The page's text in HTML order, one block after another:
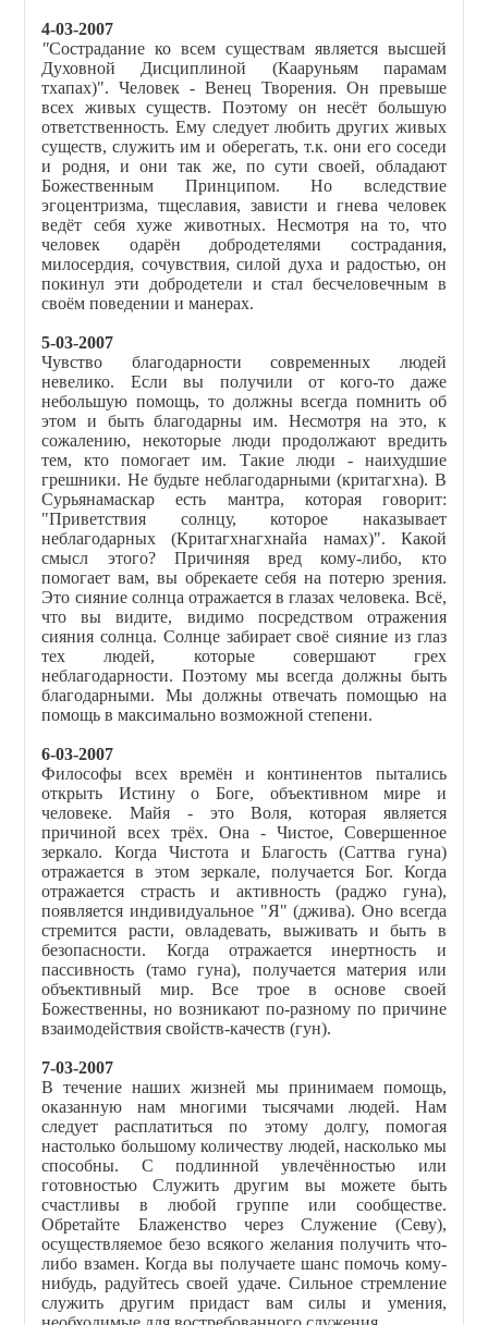
4-03-2007
"Сострадание ко всем существам является высшей
Духовной Дисциплиной (Кааруньям парамам
тхапах)". Человек - Венец Творения. Он превыше
всех живых существ. Поэтому он несёт большую
ответственность. Ему следует любить других живых
существ, служить им и оберегать, т.к. они его соседи
и родня, и они так же, по сути своей, обладают
Божественным Принципом. Но вследствие
эгоцентризма, тщеславия, зависти и гнева человек
ведёт себя хуже животных. Несмотря на то, что
человек одарён добродетелями сострадания,
милосердия, сочувствия, силой духа и радостью, он
покинул эти добродетели и стал бесчеловечным в
своём поведении и манерах.
5-03-2007
Чувство благодарности современных людей
невелико. Если вы получили от кого-то даже
небольшую помощь, то должны всегда помнить об
этом и быть благодарны им. Несмотря на это, к
сожалению, некоторые люди продолжают вредить
тем, кто помогает им. Такие люди - наихудшие
грешники. Не будьте неблагодарными (критагхна). В
Сурьянамаскар есть мантра, которая говорит:
"Приветствия солнцу, которое наказывает
неблагодарных (Критагхнагхнайа намах)". Какой
смысл этого? Причиняя вред кому-либо, кто
помогает вам, вы обрекаете себя на потерю зрения.
Это сияние солнца отражается в глазах человека. Всё,
что вы видите, видимо посредством отражения
сияния солнца. Солнце забирает своё сияние из глаз
тех людей, которые совершают грех
неблагодарности. Поэтому мы всегда должны быть
благодарными. Мы должны отвечать помощью на
помощь в максимально возможной степени.
6-03-2007
Философы всех времён и континентов пытались
открыть Истину о Боге, объективном мире и
человеке. Майя - это Воля, которая является
причиной всех трёх. Она - Чистое, Совершенное
зеркало. Когда Чистота и Благость (Саттва гуна)
отражается в этом зеркале, получается Бог. Когда
отражается страсть и активность (раджо гуна),
появляется индивидуальное "Я" (джива). Оно всегда
стремится расти, овладевать, выживать и быть в
безопасности. Когда отражается инертность и
пассивность (тамо гуна), получается материя или
объективный мир. Все трое в основе своей
Божественны, но возникают по-разному по причине
взаимодействия свойств-качеств (гун).
7-03-2007
В течение наших жизней мы принимаем помощь,
оказанную нам многими тысячами людей. Нам
следует расплатиться по этому долгу, помогая
настолько большому количеству людей, насколько мы
способны. С подлинной увлечённостью или
готовностью Служить другим вы можете быть
счастливы в любой группе или сообществе.
Обретайте Блаженство через Служение (Севу),
осуществляемое безо всякого желания получить что-
либо взамен. Когда вы получаете шанс помочь кому-
нибудь, радуйтесь своей удаче. Сильное стремление
служить другим придаст вам силы и умения,